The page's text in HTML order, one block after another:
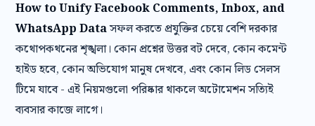
How to Unify Facebook Comments, Inbox, and
WhatsApp Dataসফল করতে প্রযুক্তির চেয়ে বেশি দরকার
কথোপকথনের শৃঙ্খলা। কোন প্রশ্নের উত্তর বট দেবে, কোন কমেন্ট
হাইড হবে, কোন অভিযোগ মানুষ দেখবে, এবং কোন লিড সেলস
টিমে যাবে - এই নিয়মগুলো পরিষ্কার থাকলে অটোমেশন সত্যিই
ব্যবসার কাজে লাগে।